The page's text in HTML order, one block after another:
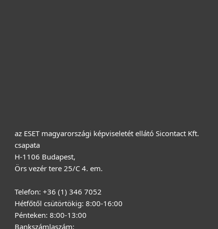
az ESET magyarországi képviseletét ellátó Sicontact Kft.
csapata
H-1106 Budapest,
Örs vezér tere 25/C 4. em.
Telefon: +36 (1) 346 7052
Hétfőtől csütörtökig: 8:00-16:00
Pénteken: 8:00-13:00
Bankszámlaszám: